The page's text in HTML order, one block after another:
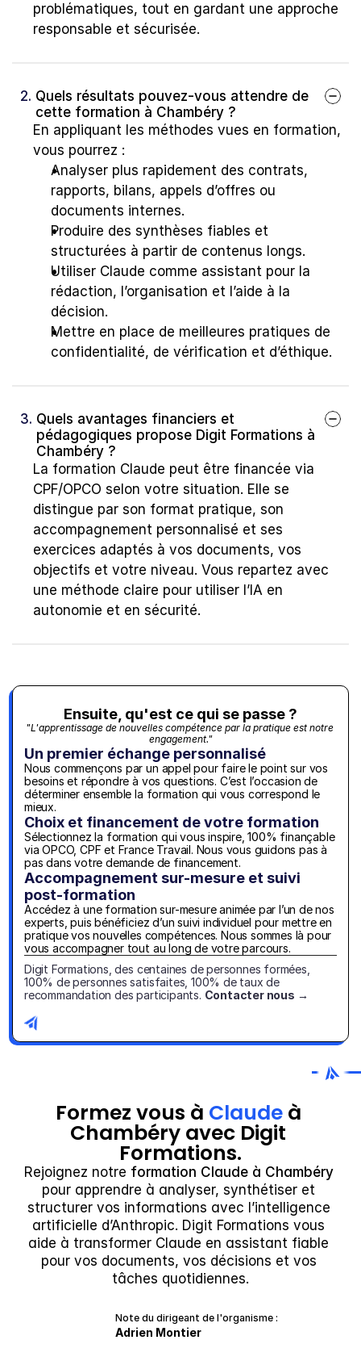
problématiques, tout en gardant une approche
responsable et sécurisée.
2. Quels résultats pouvez-vous attendre de
cette formation à Chambéry ?
En appliquant les méthodes vues en formation,
vous pourrez :
Analyser plus rapidement des contrats,
rapports, bilans, appels d’offres ou
documents internes.
Produire des synthèses fiables et
structurées à partir de contenus longs.
Utiliser Claude comme assistant pour la
rédaction, l’organisation et l’aide à la
décision.
Mettre en place de meilleures pratiques de
confidentialité, de vérification et d’éthique.
3. Quels avantages financiers et
pédagogiques propose Digit Formations à
Chambéry ?
La formation Claude peut être financée via
CPF/OPCO selon votre situation. Elle se
distingue par son format pratique, son
accompagnement personnalisé et ses
exercices adaptés à vos documents, vos
objectifs et votre niveau. Vous repartez avec
une méthode claire pour utiliser l’IA en
autonomie et en sécurité.
Ensuite, qu'est ce qui se passe ?
"L'apprentissage de nouvelles compétence par la pratique est notre
engagement."
Un premier échange personnalisé
Nous commençons par un appel pour faire le point sur vos
besoins et répondre à vos questions. C’est l’occasion de
déterminer ensemble la formation qui vous correspond le
mieux.
Choix et financement de votre formation
Sélectionnez la formation qui vous inspire, 100% finançable
via OPCO, CPF et France Travail. Nous vous guidons pas à
pas dans votre demande de financement.
Accompagnement sur-mesure et suivi
post-formation
Accédez à une formation sur-mesure animée par l’un de nos
experts, puis bénéficiez d’un suivi individuel pour mettre en
pratique vos nouvelles compétences. Nous sommes là pour
vous accompagner tout au long de votre parcours.
Digit Formations, des centaines de personnes formées,
100% de personnes satisfaites, 100% de taux de
recommandation des participants. Contacter nous →
Formez vous à Claude à
Chambéry avec Digit
Formations.
Rejoignez notre formation Claude à Chambéry
pour apprendre à analyser, synthétiser et
structurer vos informations avec l’intelligence
artificielle d’Anthropic. Digit Formations vous
aide à transformer Claude en assistant fiable
pour vos documents, vos décisions et vos
tâches quotidiennes.
Note du dirigeant de l'organisme :
Adrien Montier